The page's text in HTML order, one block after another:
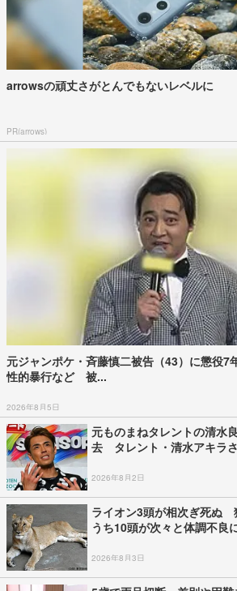
arrowsの頑丈さがとんでもないレベルに
PR(arrows)
元ジャンポケ・斉藤慎二被告（43）に懲役
性的暴行など 被...
2026年8月5日
元ものまねタレントの清水
去 タレント・清水アキラ
2026年8月2日
ライオン3頭が相次ぎ死
うち10頭が次々と体調不
2026年8月3日